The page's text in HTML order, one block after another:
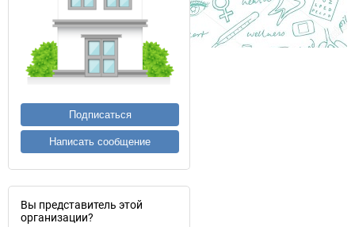
Подписаться
Написать сообщение
Вы представитель этой
организации?